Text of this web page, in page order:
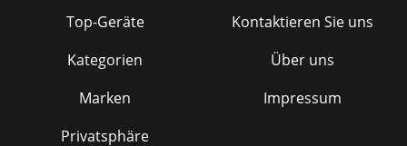
Top-Geräte
Kategorien
Marken
Privatsphäre
Kontaktieren Sie uns
Über uns
Impressum